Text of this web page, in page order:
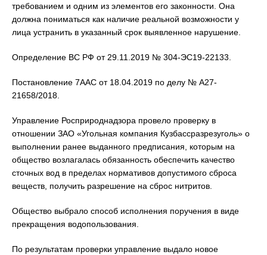
требованием и одним из элементов его законности. Она
должна пониматься как наличие реальной возможности у
лица устранить в указанный срок выявленное нарушение.
Определение ВС РФ от 29.11.2019 № 304-ЭС19-22133.
Постановление 7ААС от 18.04.2019 по делу № А27-
21658/2018.
Управление Росприроднадзора провело проверку в
отношении ЗАО «Угольная компания Кузбассразрезуголь» о
выполнении ранее выданного предписания, которым на
общество возлагалась обязанность обеспечить качество
сточных вод в пределах нормативов допустимого сброса
веществ, получить разрешение на сброс нитритов.
Общество выбрало способ исполнения поручения в виде
прекращения водопользования.
По результатам проверки управление выдало новое